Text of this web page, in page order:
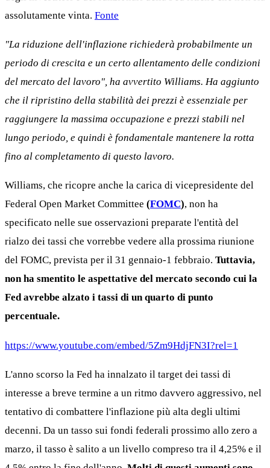
assolutamente vinta. Fonte
"La riduzione dell'inflazione richiederà probabilmente un
periodo di crescita e un certo allentamento delle condizioni
del mercato del lavoro", ha avvertito Williams. Ha aggiunto
che il ripristino della stabilità dei prezzi è essenziale per
raggiungere la massima occupazione e prezzi stabili nel
lungo periodo, e quindi è fondamentale mantenere la rotta
fino al completamento di questo lavoro.
Williams, che ricopre anche la carica di vicepresidente del
Federal Open Market Committee (FOMC), non ha
specificato nelle sue osservazioni preparate l'entità del
rialzo dei tassi che vorrebbe vedere alla prossima riunione
del FOMC, prevista per il 31 gennaio-1 febbraio. Tuttavia,
non ha smentito le aspettative del mercato secondo cui la
Fed avrebbe alzato i tassi di un quarto di punto
percentuale.
https://www.youtube.com/embed/5Zm9HdjFN3I?rel=1
L'anno scorso la Fed ha innalzato il target dei tassi di
interesse a breve termine a un ritmo davvero aggressivo, nel
tentativo di combattere l'inflazione più alta degli ultimi
decenni. Da un tasso sui fondi federali prossimo allo zero a
marzo, il tasso è salito a un livello compreso tra il 4,25% e il